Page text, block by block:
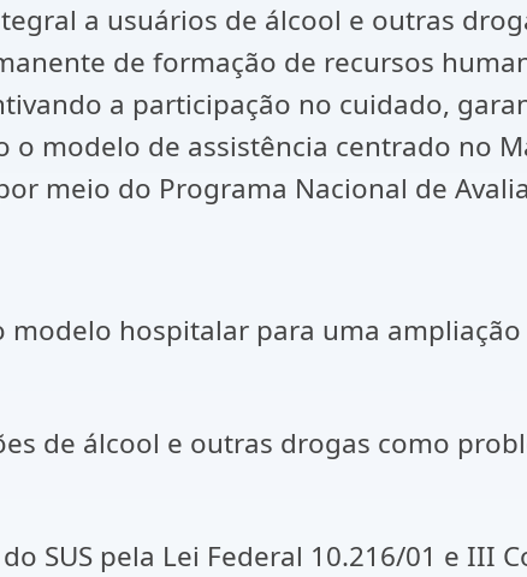
a usuários de álcool e outras
de formação de recursos
a participação no cuidado,
modelo de assistência centrado no
meio do Programa Nacional de
modelo hospitalar para uma
de álcool e outras drogas como
SUS pela Lei Federal 10.216/01 e III